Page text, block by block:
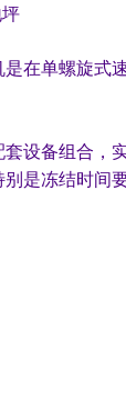
在单螺旋式
设备组合，
是冻结时间要